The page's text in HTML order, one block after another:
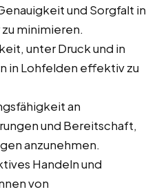
und Sorgfalt in
minimieren.
unter Druck und in
in Lohfelden effektiv zu
an
und Bereitschaft,
anzunehmen.
Handeln und
von